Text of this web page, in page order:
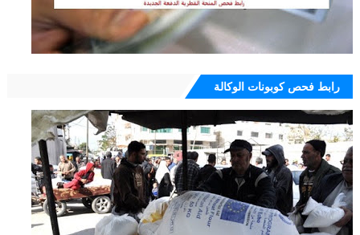
رابط فحص كوبونات الوكالة